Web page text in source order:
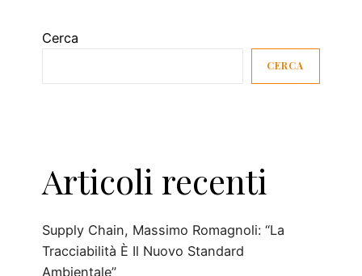
Cerca
CERCA
Articoli recenti
Supply Chain, Massimo Romagnoli: “La
Tracciabilità È Il Nuovo Standard
Ambientale”